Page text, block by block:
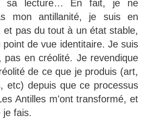
sa lecture… En fait, je ne
mon antillanité, je suis en
et pas du tout à un état stable,
de vue identitaire. Je suis
pas en créolité. Je revendique
de ce que je produis (art,
etc) depuis que ce processus
Antilles m'ont transformé, et
je fais.